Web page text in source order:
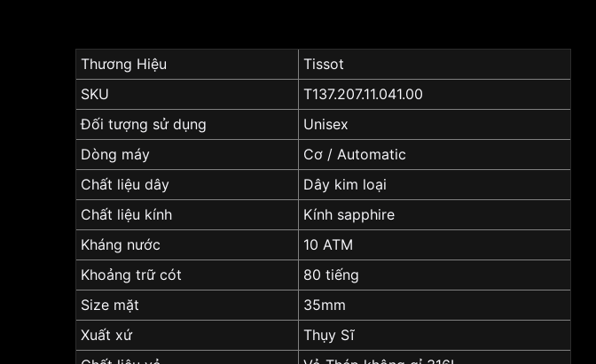
Thương Hiệu
Tissot
SKU
T137.207.11.041.00
Đối tượng sử dụng
Unisex
Dòng máy
Cơ / Automatic
Chất liệu dây
Dây kim loại
Chất liệu kính
Kính sapphire
Kháng nước
10 ATM
Khoảng trữ cót
80 tiếng
Size mặt
35mm
Xuất xứ
Thụy Sĩ